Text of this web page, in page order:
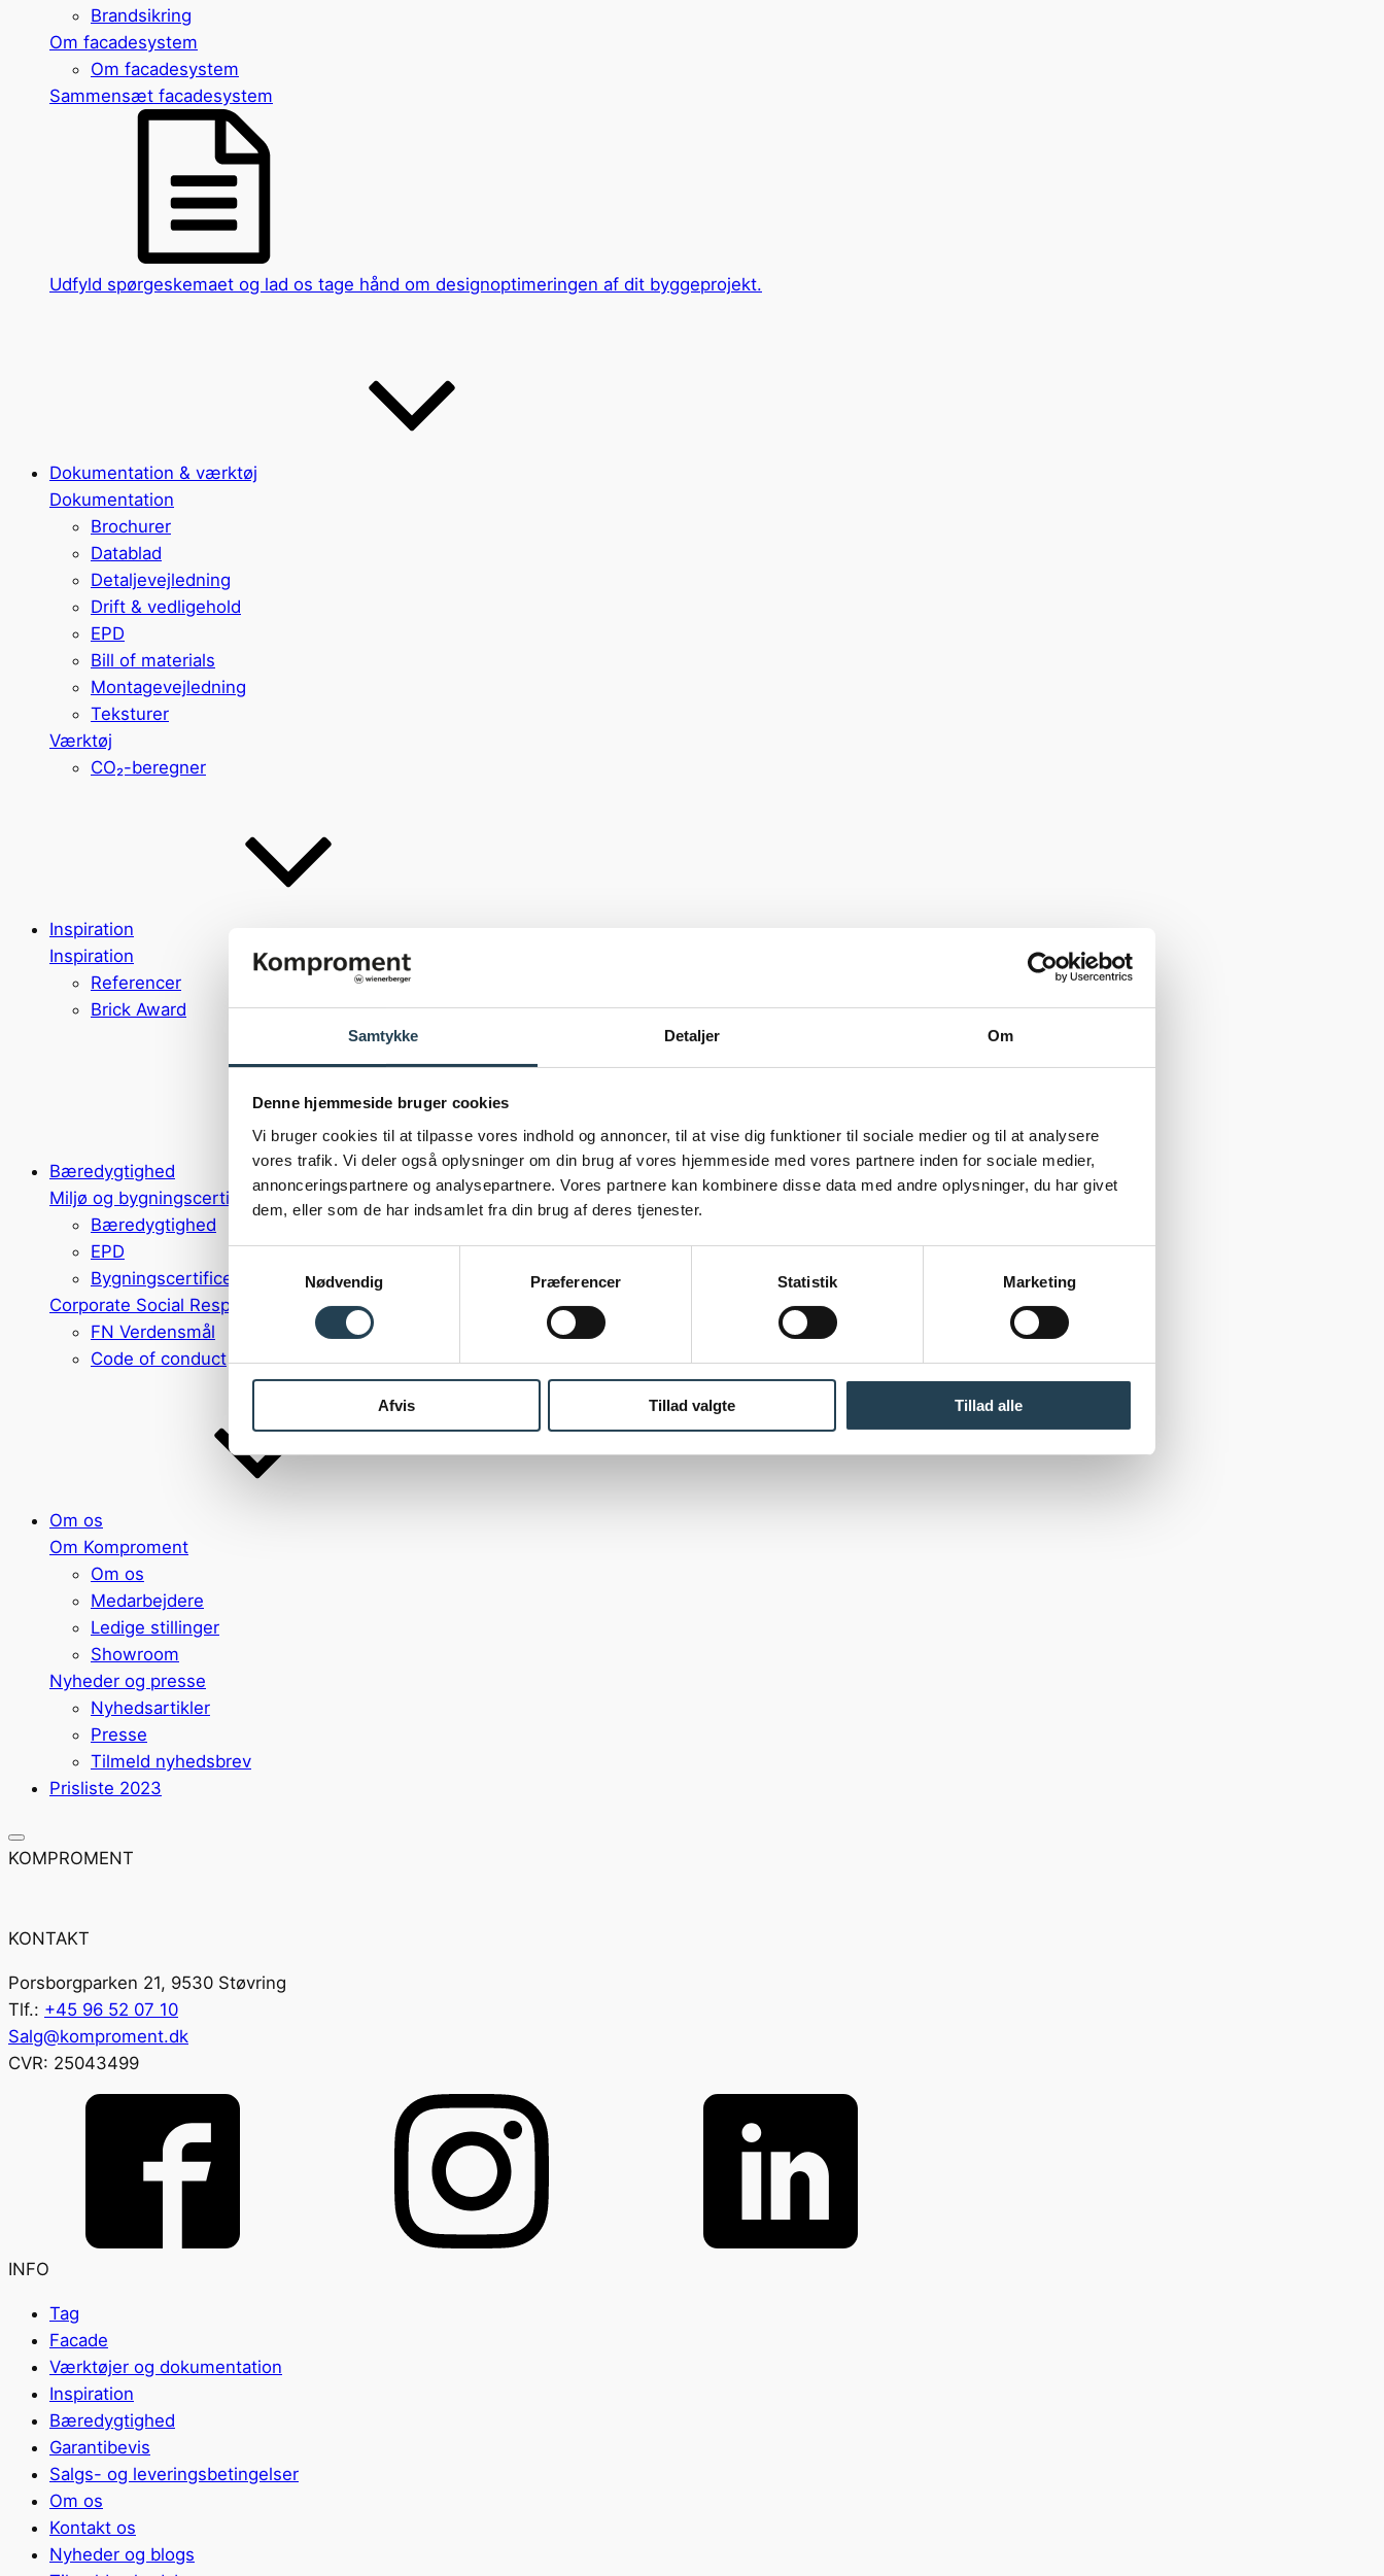
Samtykke Detaljer Om
Denne hjemmeside bruger cookies
Vi bruger cookies til at tilpasse vores indhold og annoncer, til at vise dig funktioner til sociale medier og til at analysere
vores trafik. Vi deler også oplysninger om din brug af vores hjemmeside med vores partnere inden for sociale medier,
annonceringspartnere og analysepartnere. Vores partnere kan kombinere disse data med andre oplysninger, du har givet
dem, eller som de har indsamlet fra din brug af deres tjenester.
Nødvendig
Præferencer Statistik Marketing
Afvis Tillad valgte Tillad alle
Brandsikring
Om facadesystem
Om facadesystem
Sammensæt facadesystem
Udfyld spørgeskemaet og lad os tage hånd om designoptimeringen af dit byggeprojekt.
Dokumentation & værktøj
Dokumentation
Brochurer
Datablad
Detaljevejledning
Drift & vedligehold
EPD
Bill of materials
Montagevejledning
Teksturer
Værktøj
CO₂-beregner
Inspiration
Inspiration
Referencer
Brick Award
Bæredygtighed
Miljø og bygningscertificeringer
Bæredygtighed
EPD
Bygningscertificeringer
Corporate Social Responsibility (CSR) politik
FN Verdensmål
Code of conduct
Om os
Om Komproment
Om os
Medarbejdere
Ledige stillinger
Showroom
Nyheder og presse
Nyhedsartikler
Presse
Tilmeld nyhedsbrev
Prisliste 2023
KOMPROMENT
KONTAKT
Porsborgparken 21, 9530 Støvring
Tlf.: +45 96 52 07 10
Salg@komproment.dk
CVR: 25043499
INFO
Tag
Facade
Værktøjer og dokumentation
Inspiration
Bæredygtighed
Garantibevis
Salgs- og leveringsbetingelser
Om os
Kontakt os
Nyheder og blogs